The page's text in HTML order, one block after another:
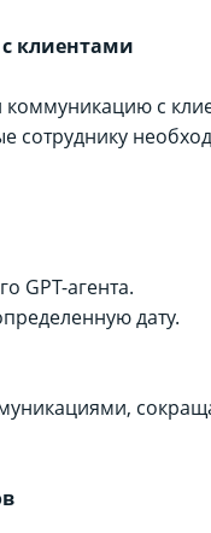
с клиентами
коммуникацию с
сотруднику
GPT-агента.
дату.